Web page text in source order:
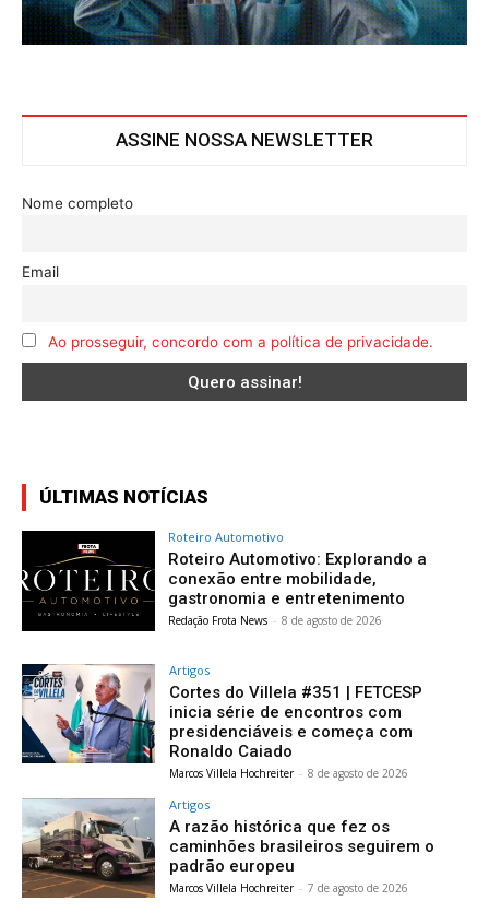
ASSINE NOSSA NEWSLETTER
Nome completo
Email
Ao prosseguir, concordo com a política de privacidade.
ÚLTIMAS NOTÍCIAS
Roteiro Automotivo
Roteiro Automotivo: Explorando a
conexão entre mobilidade,
gastronomia e entretenimento
Redação Frota News - 8 de agosto de 2026
Artigos
Cortes do Villela #351 | FETCESP
inicia série de encontros com
presidenciáveis e começa com
Ronaldo Caiado
Marcos Villela Hochreiter - 8 de agosto de 2026
Artigos
A razão histórica que fez os
caminhões brasileiros seguirem o
padrão europeu
Marcos Villela Hochreiter - 7 de agosto de 2026